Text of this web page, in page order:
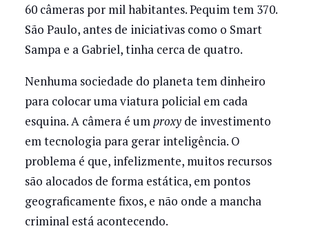
60 câmeras por mil habitantes. Pequim tem 370.
São Paulo, antes de iniciativas como o Smart
Sampa e a Gabriel, tinha cerca de quatro.
Nenhuma sociedade do planeta tem dinheiro
para colocar uma viatura policial em cada
esquina. A câmera é umproxy de investimento
em tecnologia para gerar inteligência. O
problema é que, infelizmente, muitos recursos
são alocados de forma estática, em pontos
geograficamente fixos, e não onde a mancha
criminal está acontecendo.